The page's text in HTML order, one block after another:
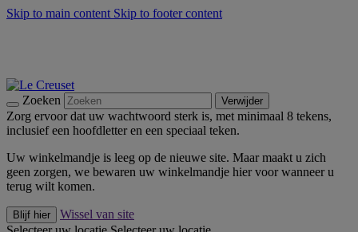
Skip to main content Skip to footer content
Zoeken Verwijder
Zorg ervoor dat uw wachtwoord sterk is, met minimaal 8 tekens,
inclusief een hoofdletter en een speciaal teken.
Uw winkelmandje is leeg op de nieuwe site. Maar maakt u zich
geen zorgen, we bewaren uw winkelmandje hier voor wanneer u
terug wilt komen.
Blijf hier
Wissel van site